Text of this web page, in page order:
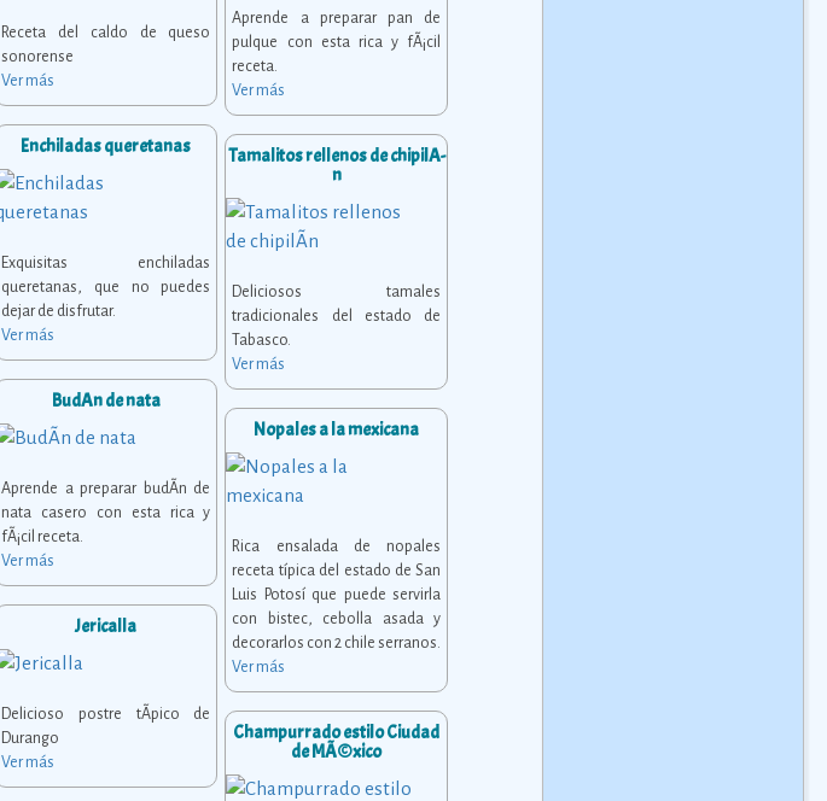
Aprende a preparar pan de
pulque con esta rica y fÃ¡cil
receta.
Ver más
Receta del caldo de queso
sonorense
Ver más
Enchiladas queretanas
Exquisitas enchiladas
queretanas, que no puedes
dejar de disfrutar.
Ver más
Tamalitos rellenos de chipilÃ­
n
Deliciosos tamales
tradicionales del estado de
Tabasco.
Ver más
BudÃ­n de nata
Aprende a preparar budÃ­n de
nata casero con esta rica y
fÃ¡cil receta.
Ver más
Nopales a la mexicana
Rica ensalada de nopales
receta típica del estado de San
Luis Potosí que puede servirla
con bistec, cebolla asada y
decorarlos con 2 chile serranos.
Ver más
Jericalla
Delicioso postre tÃ­pico de
Durango
Ver más
Champurrado estilo Ciudad
de MÃ©xico